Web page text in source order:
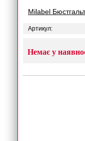
Milabel
Артикул:
Немає у